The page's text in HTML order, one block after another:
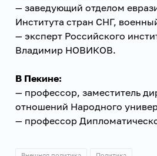
— заведующий отделом
Института стран СНГ,
— эксперт Российского
Владимир НОВИКОВ.
В Пекине:
— профессор, заместитель
отношений Народного
— профессор